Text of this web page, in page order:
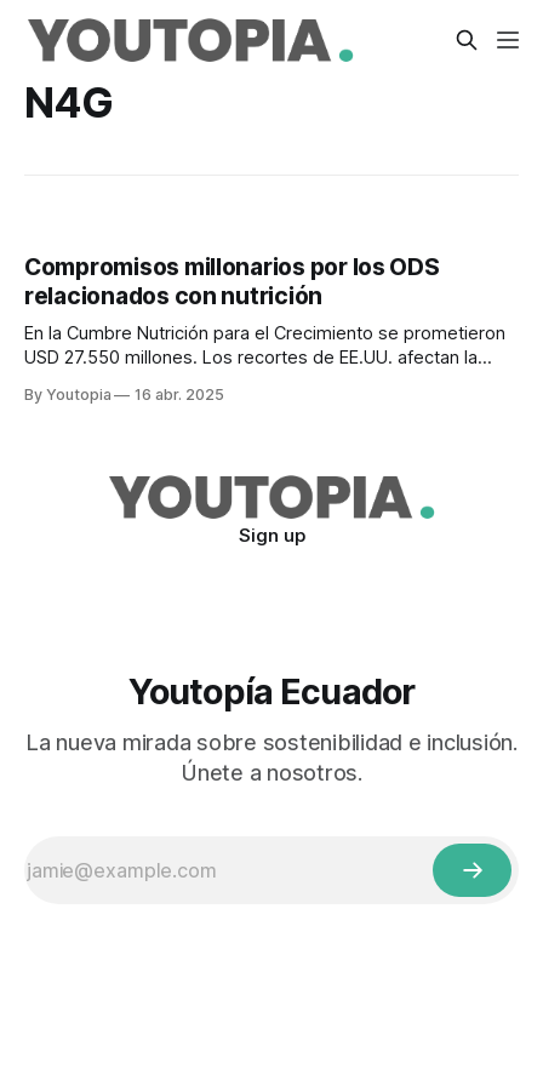
N4G
Compromisos millonarios por los ODS
relacionados con nutrición
En la Cumbre Nutrición para el Crecimiento se prometieron
USD 27.550 millones. Los recortes de EE.UU. afectan la
By Youtopia 16 abr. 2025
Sign up
Youtopía Ecuador
La nueva mirada sobre sostenibilidad e inclusión.
Únete a nosotros.